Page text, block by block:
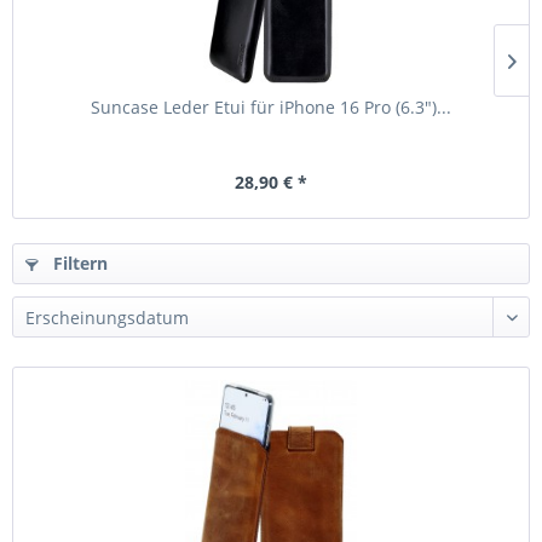
Suncase Leder Etui für iPhone 16 Pro (6.3")...
28,90 € *
Filtern